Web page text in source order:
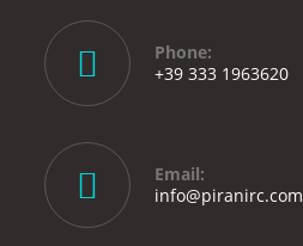
Phone:
+39 333 1963620
application
Email:
info@piranirc.com